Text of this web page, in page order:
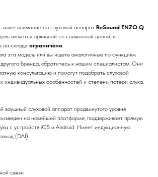
внимание на слуховой аппарат ReSound ENZO Q
является архивной со сниженной ценой, и
на складе ограничено.
эта модель или вы ищете аналогичные по функциям
бренда, обратитесь к нашим специалистам. Они
консультацию и помогут подобрать слуховой
индивидуальных особенностей и степени потери слуха.
слуховой аппарат продвинутого уровня
на новейшей платформе, поддерживает прямую
с устройств iOS и Android. Имеет индукционную
(DAI)
связи